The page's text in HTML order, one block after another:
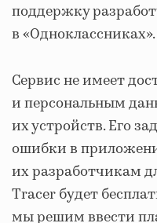
поддержку
в «Одноклассниках».
Сервис не имеет
и персональным
их устройств. Его
ошибки в
их разработчикам
Tracer будет
мы решим ввести